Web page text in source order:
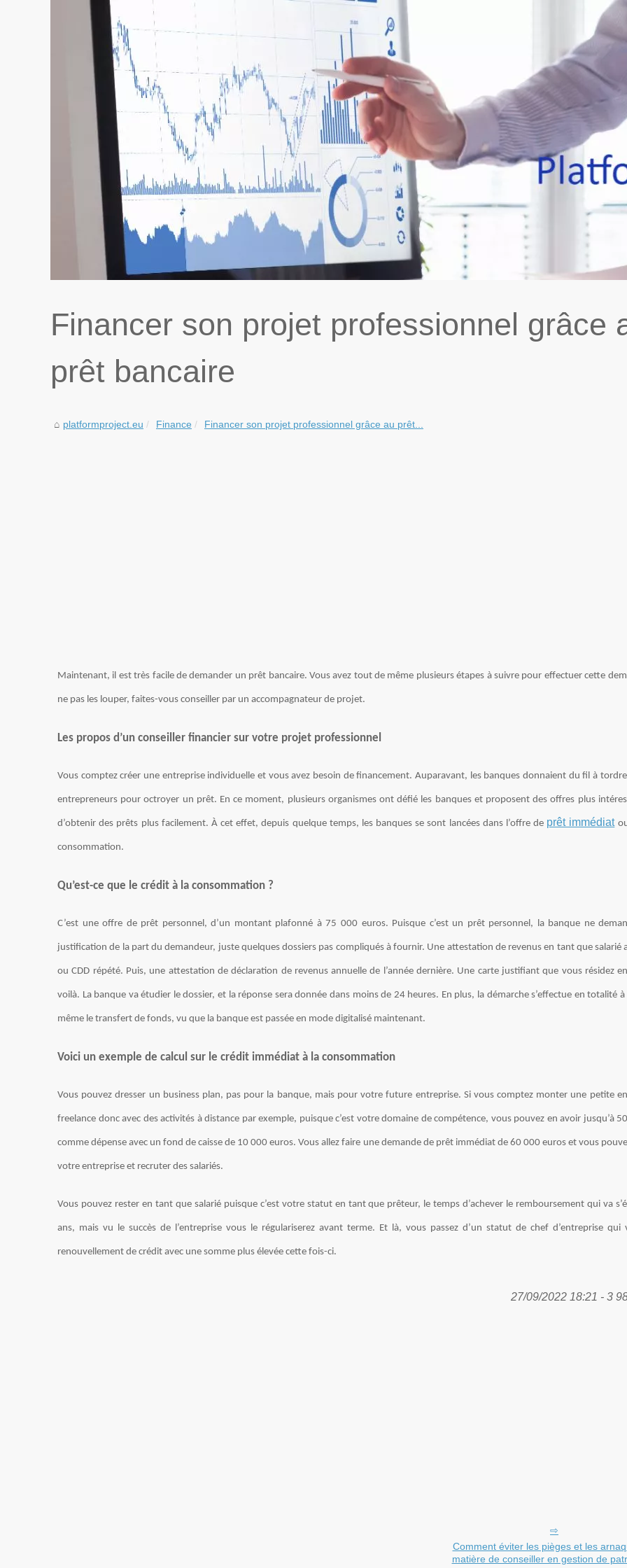
Financer son projet professionnel grâce
prêt bancaire
platformproject.eu Finance Financer son projet professionnel grâce au prêt...
Maintenant, il est très facile de demander un prêt bancaire. Vous avez tout de même plusieurs étapes à suivre pour effectuer cette
ne pas les louper, faites-vous conseiller par un accompagnateur de projet.
Les propos d’un conseiller financier sur votre projet professionnel
Vous comptez créer une entreprise individuelle et vous avez besoin de financement. Auparavant, les banques donnaient du fil à
entrepreneurs pour octroyer un prêt. En ce moment, plusieurs organismes ont défié les banques et proposent des offres plus
d’obtenir des prêts plus facilement. À cet effet, depuis quelque temps, les banques se sont lancées dans l’offre de prêt immédiat
consommation.
Qu’est-ce que le crédit à la consommation ?
C’est une offre de prêt personnel, d’un montant plafonné à 75 000 euros. Puisque c’est un prêt personnel, la banque ne
justification de la part du demandeur, juste quelques dossiers pas compliqués à fournir. Une attestation de revenus en tant que salarié
ou CDD répété. Puis, une attestation de déclaration de revenus annuelle de l’année dernière. Une carte justifiant que vous résidez
voilà. La banque va étudier le dossier, et la réponse sera donnée dans moins de 24 heures. En plus, la démarche s’effectue en totalité
même le transfert de fonds, vu que la banque est passée en mode digitalisé maintenant.
Voici un exemple de calcul sur le crédit immédiat à la consommation
Vous pouvez dresser un business plan, pas pour la banque, mais pour votre future entreprise. Si vous comptez monter une petite
freelance donc avec des activités à distance par exemple, puisque c’est votre domaine de compétence, vous pouvez en avoir jusqu’à
comme dépense avec un fond de caisse de 10 000 euros. Vous allez faire une demande de prêt immédiat de 60 000 euros et vous
votre entreprise et recruter des salariés.
Vous pouvez rester en tant que salarié puisque c’est votre statut en tant que prêteur, le temps d’achever le remboursement qui va
ans, mais vu le succès de l’entreprise vous le régulariserez avant terme. Et là, vous passez d’un statut de chef d’entreprise qui
renouvellement de crédit avec une somme plus élevée cette fois-ci.
27/09/2022 18:21 - 3
Comment éviter les pièges et les
matière de conseiller en gestion de